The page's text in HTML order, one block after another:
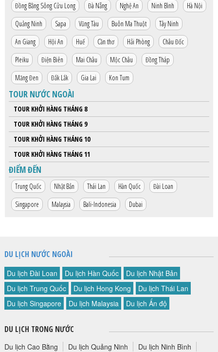
TUYỂN DỤNG
LIÊN HỆ
Đồng Bằng Sông Cửu Long
Đà Nẵng Nghệ An Ninh Bình
Hà Nội
Quảng Ninh
Sapa Vũng Tàu Buôn Ma Thuột
Tây Ninh
An Giang
Hội An Huế Cần thơ Hải Phòng
Châu Đốc
Pleiku
Điện Biên Mai Châu Mộc Châu
Đồng Tháp
Măng Đen
Đắk Lắk Gia Lai Kon Tum
TOUR NƯỚC NGOÀI
TOUR KHỞI HÀNG THÁNG 8
TOUR KHỞI HÀNG THÁNG 9
TOUR KHỞI HÀNG THÁNG 10
TOUR KHỞI HÀNG THÁNG 11
ĐIỂM ĐẾN
Trung Quốc Nhật Bản Thái Lan Hàn Quốc
Đài Loan
Singapore
Malaysia Bali-Indonesia Dubai
DU LỊCH NƯỚC NGOÀI
Du lịch Đài Loan Du lịch Hàn Quốc
Du lịch Nhật Bản
Du lịch Trung Quốc
Du lịch Hong Kong
Du lịch Thái Lan
Du lịch Singapore
Du lịch Malaysia Du lịch Ấn độ
DU LỊCH TRONG NƯỚC
Du lịch Cao Bằng Du lịch Quảng Ninh
Du lịch Ninh Bình